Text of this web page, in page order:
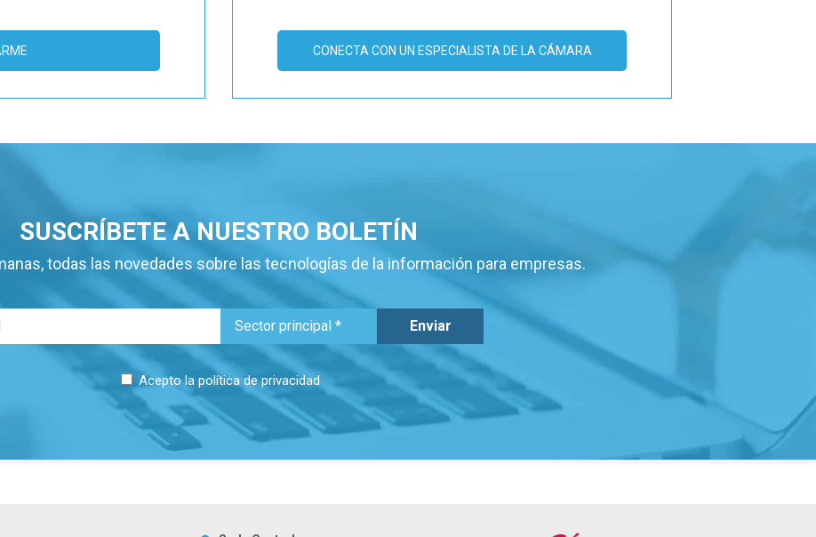
CONECTA CON UN ESPECIALISTA DE LA CÁMARA
SUSCRÍBETE A NUESTRO BOLETÍN
todas las novedades sobre las tecnologías de la información para empresas.
Acepto la política de privacidad